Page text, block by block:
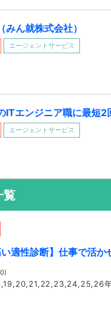
ん就株式会社）
エージェントサービス
ITエンジニア職に最短
エージェントサービス
覧
い適性診断】仕事で活か